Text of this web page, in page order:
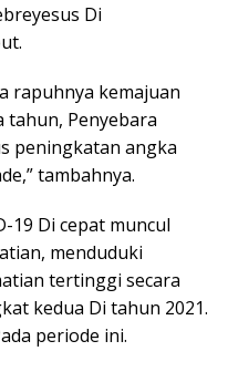
Di
rapuhnya kemajuan
tahun, Penyebara
peningkatan angka
tambahnya.
19 Di cepat muncul
menduduki
tertinggi secara
kedua Di tahun 2021.
periode ini.